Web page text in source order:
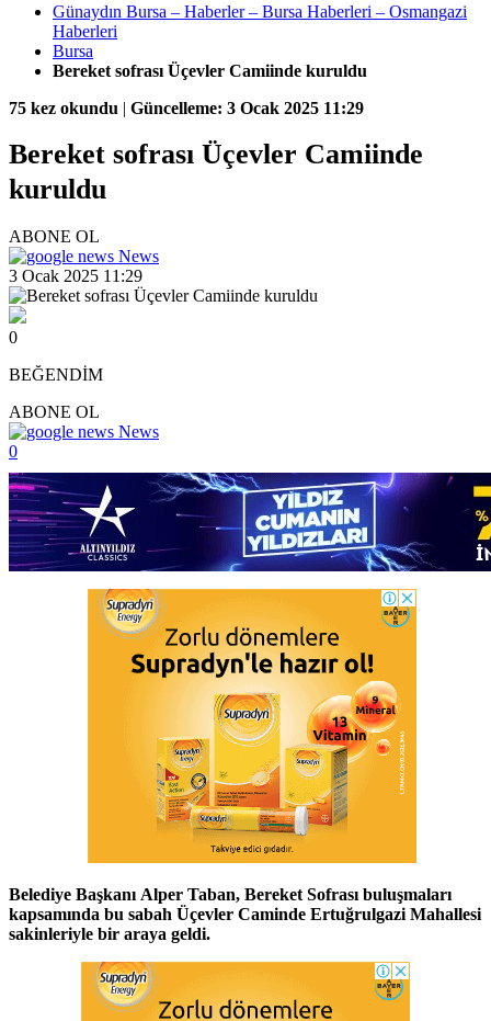
Günaydın Bursa – Haberler – Bursa Haberleri – Osmangazi
Haberleri
Bursa
Bereket sofrası Üçevler Camiinde kuruldu
75 kez okundu | Güncelleme: 3 Ocak 2025 11:29
Bereket sofrası Üçevler Camiinde
kuruldu
ABONE OL
News
3 Ocak 2025 11:29
0
BEĞENDİM
ABONE OL
News
0
Belediye Başkanı Alper Taban, Bereket Sofrası buluşmaları
kapsamında bu sabah Üçevler Caminde Ertuğrulgazi Mahallesi
sakinleriyle bir araya geldi.